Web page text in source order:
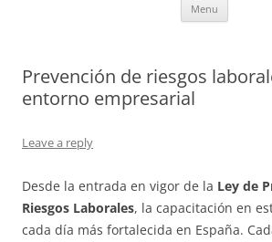
Menu
Prevención de riesgos
entorno empresarial
Leave a reply
Desde la entrada en vigor de la Ley de
Riesgos Laborales, la capacitación en
cada día más fortalecida en España.